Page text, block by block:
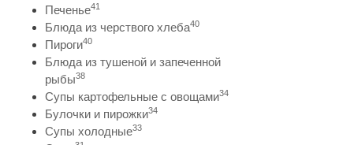
Печенье41
Блюда из черствого хлеба40
Пироги40
Блюда из тушеной и запеченной
рыбы38
Супы картофельные с овощами34
Булочки и пирожки34
Супы холодные33